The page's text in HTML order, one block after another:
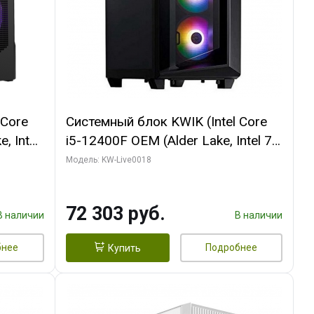
Intel
наличии
Системный блок KWIK (Intel Core
i5-12400F OEM (Alder Lake, Intel 7,
C6 0EC/6PC/T1/ 32 ГБ ОЗУ (2
960 ГБ SSD)
Модель: KW-Live0018
72 303 руб. В наличии
Купить Подробнее